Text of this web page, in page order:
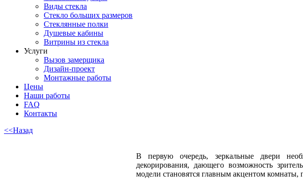
Виды стекла
Стекло больших размеров
Стеклянные полки
Душевые кабины
Витрины из стекла
Услуги
Вызов замерщика
Дизайн-проект
Монтажные работы
Цены
Наши работы
FAQ
Контакты
<<Назад
В первую очередь, зеркальные двери
декорирования, дающего возможность
модели становятся главным акцентом